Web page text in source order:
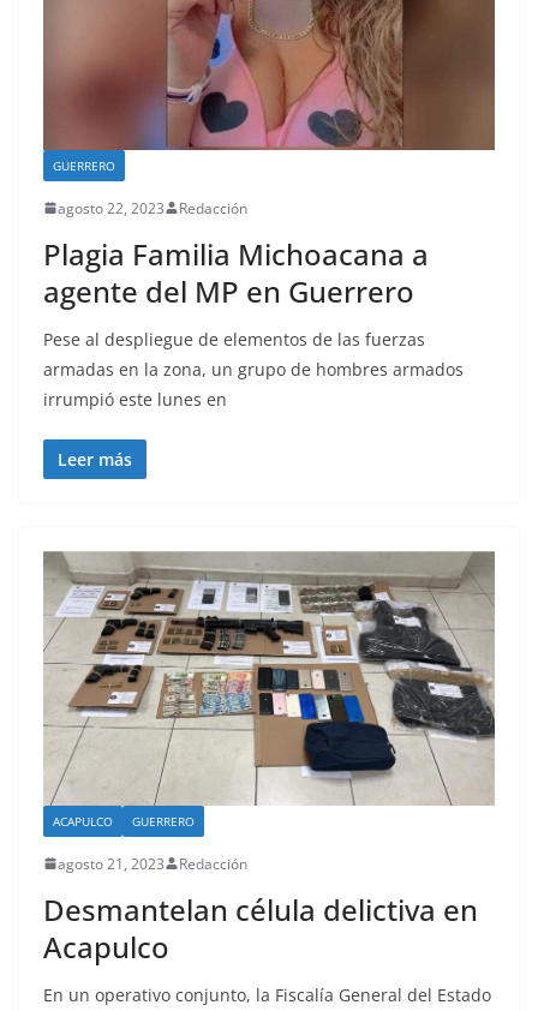
GUERRERO
agosto 22, 2023 Redacción
Plagia Familia Michoacana a
agente del MP en Guerrero
Pese al despliegue de elementos de las fuerzas
armadas en la zona, un grupo de hombres armados
irrumpió este lunes en
Leer más
ACAPULCO GUERRERO
agosto 21, 2023 Redacción
Desmantelan célula delictiva en
Acapulco
En un operativo conjunto, la Fiscalía General del Estado